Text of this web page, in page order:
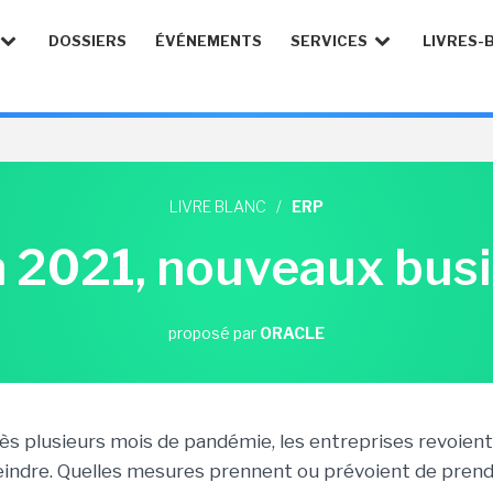
DOSSIERS ÉVÉNEMENTS SERVICES LIVRES-
LIVRE BLANC / ERP
nouveaux
proposé par ORACLE
plusieurs mois de pandémie, les entreprises
Quelles mesures prennent ou prévoient de